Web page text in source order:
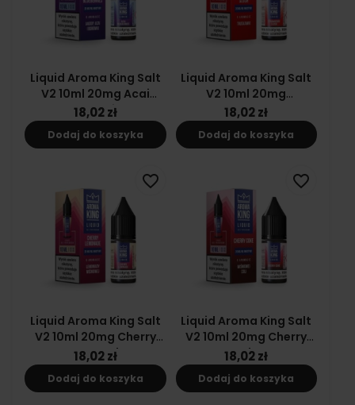
Liquid Aroma King Salt
V2 10ml 20mg Acai
Blueberries
18,02 zł
Dodaj do koszyka
Liquid Aroma King Salt
V2 10ml 20mg
Strawberry Slush
18,02 zł
Dodaj do koszyka
Liquid Aroma King Salt
V2 10ml 20mg Cherry
Lemonade
18,02 zł
Dodaj do koszyka
favorite_border
Liquid Aroma King Salt
V2 10ml 20mg Cherry
Coke
18,02 zł
Dodaj do koszyka
favorite_border